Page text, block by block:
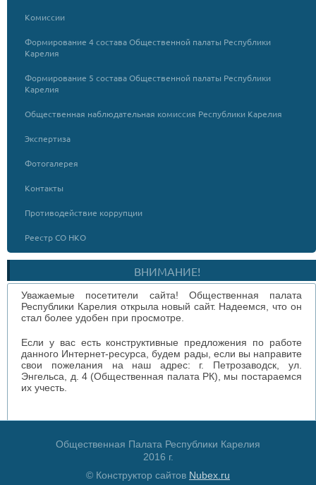
Комиссии
Формирование 4 состава Общественной палаты Республики
Карелия
Формирование 5 состава Общественной палаты Республики
Карелия
Общественная наблюдательная комиссия Республики Карелия
Экспертиза
Фотогалерея
Контакты
Противодействие коррупции
Реестр СО НКО
ВНИМАНИЕ!
Уважаемые посетители сайта! Общественная палата
Республики Карелия открыла новый сайт. Надеемся, что он
стал более удобен при просмотре.
Если у вас есть конструктивные предложения по работе
данного Интернет-ресурса, будем рады, если вы направите
свои пожелания на наш адрес: г. Петрозаводск, ул.
Энгельса, д. 4 (Общественная палата РК), мы постараемся
их учесть.
Общественная Палата Республики Карелия
2016 г.
© Конструктор сайтов Nubex.ru